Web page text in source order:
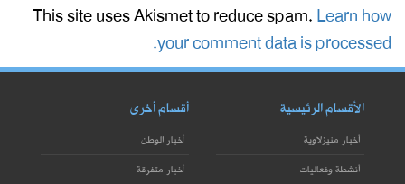
This site uses Akismet to reduce spam.Learn how
your comment data is processed.
الأقسام الرئيسية
أخبار منيزلاوية
أنشطة وفعاليات
أقسام أخرى
أخبار الوطن
أخبار متفرقة